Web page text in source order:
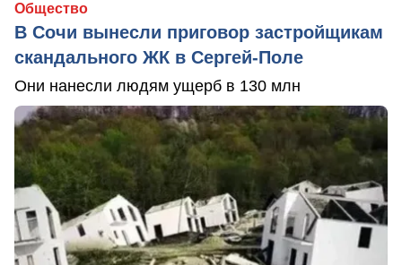
Общество
В Сочи вынесли приговор застройщикам
скандального ЖК в Сергей-Поле
Они нанесли людям ущерб в 130 млн